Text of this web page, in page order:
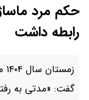
حکم مرد
رابطه داشت
گفت: «مدتی به